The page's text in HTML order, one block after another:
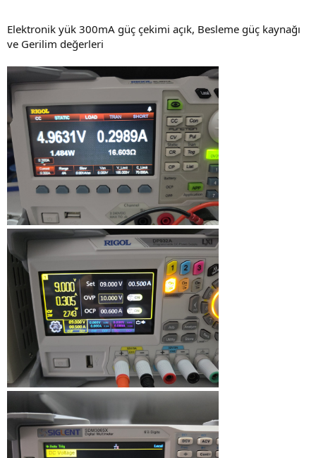
Elektronik yük 300mA güç çekimi açık, Besleme güç kaynağı
ve Gerilim değerleri